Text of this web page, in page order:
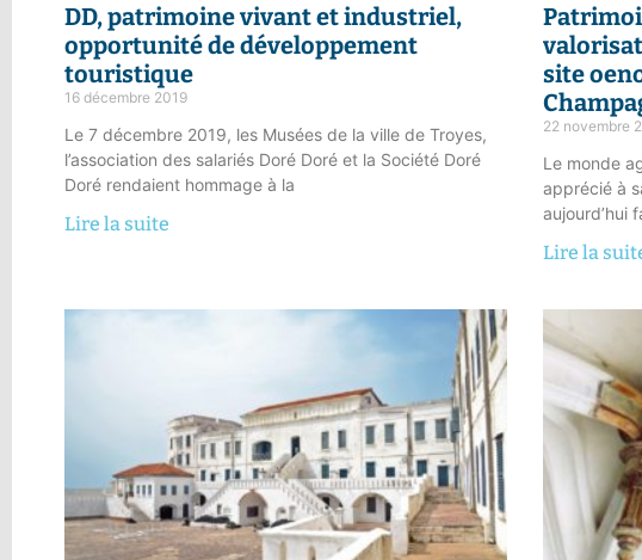
DD, patrimoine vivant et industriel,
opportunité de développement
touristique
16 décembre 2019
Le 7 décembre 2019, les Musées de la ville de Troyes,
l’association des salariés Doré Doré et la Société Doré
Doré rendaient hommage à la
Lire la suite
site
22 novembre
Le monde
apprécié à
aujourd’hui
Lire la